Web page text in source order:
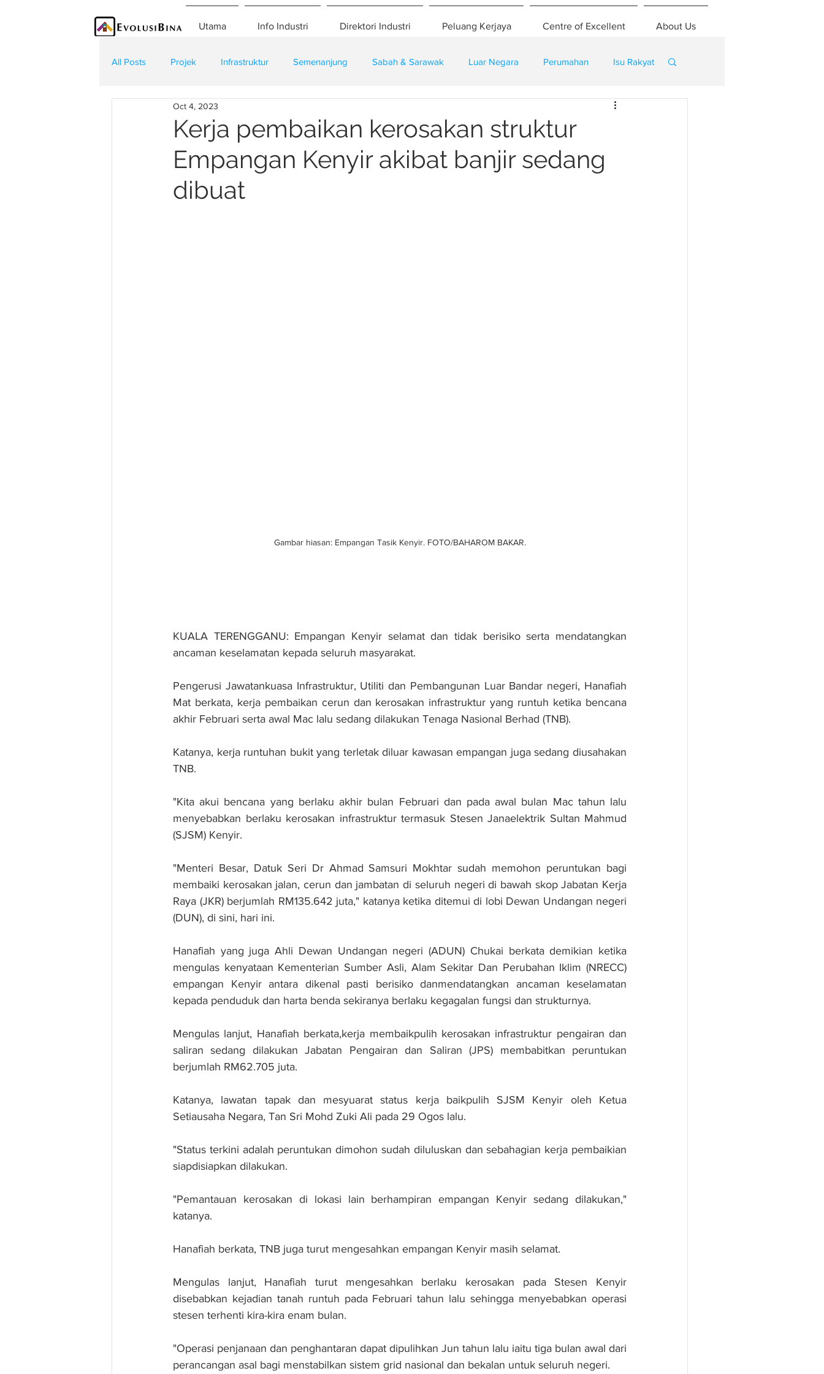
Utama Info Industri Direktori Industri Peluang Kerjaya Centre of Excellent About Us
All Posts Projek Infrastruktur Semenanjung Sabah & Sarawak Luar Negara Perumahan Isu Rakyat
Teknologi Kontraktor
Kerja pembaikan kerosakan struktur
Empangan Kenyir akibat banjir sedang
dibuat
Oct 4, 2023
Gambar hiasan: Empangan Tasik Kenyir. FOTO/BAHAROM BAKAR.
KUALA TERENGGANU: Empangan Kenyir selamat dan tidak berisiko serta mendatangkan
ancaman keselamatan kepada seluruh masyarakat.
Pengerusi Jawatankuasa Infrastruktur, Utiliti dan Pembangunan Luar Bandar negeri, Hanafiah
Mat berkata, kerja pembaikan cerun dan kerosakan infrastruktur yang runtuh ketika bencana
akhir Februari serta awal Mac lalu sedang dilakukan Tenaga Nasional Berhad (TNB).
Katanya, kerja runtuhan bukit yang terletak diluar kawasan empangan juga sedang diusahakan
TNB.
"Kita akui bencana yang berlaku akhir bulan Februari dan pada awal bulan Mac tahun lalu
menyebabkan berlaku kerosakan infrastruktur termasuk Stesen Janaelektrik Sultan Mahmud
(SJSM) Kenyir.
"Menteri Besar, Datuk Seri Dr Ahmad Samsuri Mokhtar sudah memohon peruntukan bagi
membaiki kerosakan jalan, cerun dan jambatan di seluruh negeri di bawah skop Jabatan Kerja
Raya (JKR) berjumlah RM135.642 juta," katanya ketika ditemui di lobi Dewan Undangan negeri
(DUN), di sini, hari ini.
Hanafiah yang juga Ahli Dewan Undangan negeri (ADUN) Chukai berkata demikian ketika
mengulas kenyataan Kementerian Sumber Asli, Alam Sekitar Dan Perubahan Iklim (NRECC)
empangan Kenyir antara dikenal pasti berisiko danmendatangkan ancaman keselamatan
kepada penduduk dan harta benda sekiranya berlaku kegagalan fungsi dan strukturnya.
Mengulas lanjut, Hanafiah berkata,kerja membaikpulih kerosakan infrastruktur pengairan dan
saliran sedang dilakukan Jabatan Pengairan dan Saliran (JPS) membabitkan peruntukan
berjumlah RM62.705 juta.
Katanya, lawatan tapak dan mesyuarat status kerja baikpulih SJSM Kenyir oleh Ketua
Setiausaha Negara, Tan Sri Mohd Zuki Ali pada 29 Ogos lalu.
"Status terkini adalah peruntukan dimohon sudah diluluskan dan sebahagian kerja pembaikian
siapdisiapkan dilakukan.
"Pemantauan kerosakan di lokasi lain berhampiran empangan Kenyir sedang dilakukan,"
katanya.
Hanafiah berkata, TNB juga turut mengesahkan empangan Kenyir masih selamat.
Mengulas lanjut, Hanafiah turut mengesahkan berlaku kerosakan pada Stesen Kenyir
disebabkan kejadian tanah runtuh pada Februari tahun lalu sehingga menyebabkan operasi
stesen terhenti kira-kira enam bulan.
"Operasi penjanaan dan penghantaran dapat dipulihkan Jun tahun lalu iaitu tiga bulan awal dari
perancangan asal bagi menstabilkan sistem grid nasional dan bekalan untuk seluruh negeri.